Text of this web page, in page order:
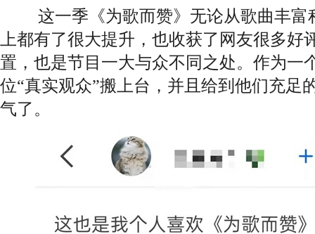
这一季《为歌而赞》无论从歌曲丰富
上都有了很大提升，也收获了网友很多好
置，也是节目一大与众不同之处。作为一
位“真实观众”搬上台，并且给到他们充足
气了。